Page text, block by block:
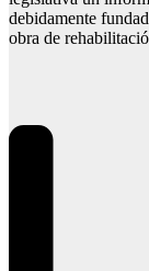
debidamente
obra de